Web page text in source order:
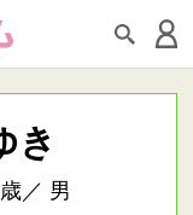
き
／ 男